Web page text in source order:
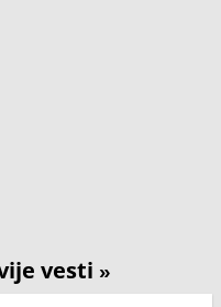
vesti »